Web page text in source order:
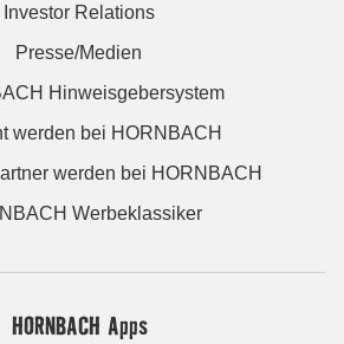
Investor Relations
Presse/Medien
Hinweisgebersystem
werden bei HORNBACH
werden bei HORNBACH
Werbeklassiker
HORNBACH Apps